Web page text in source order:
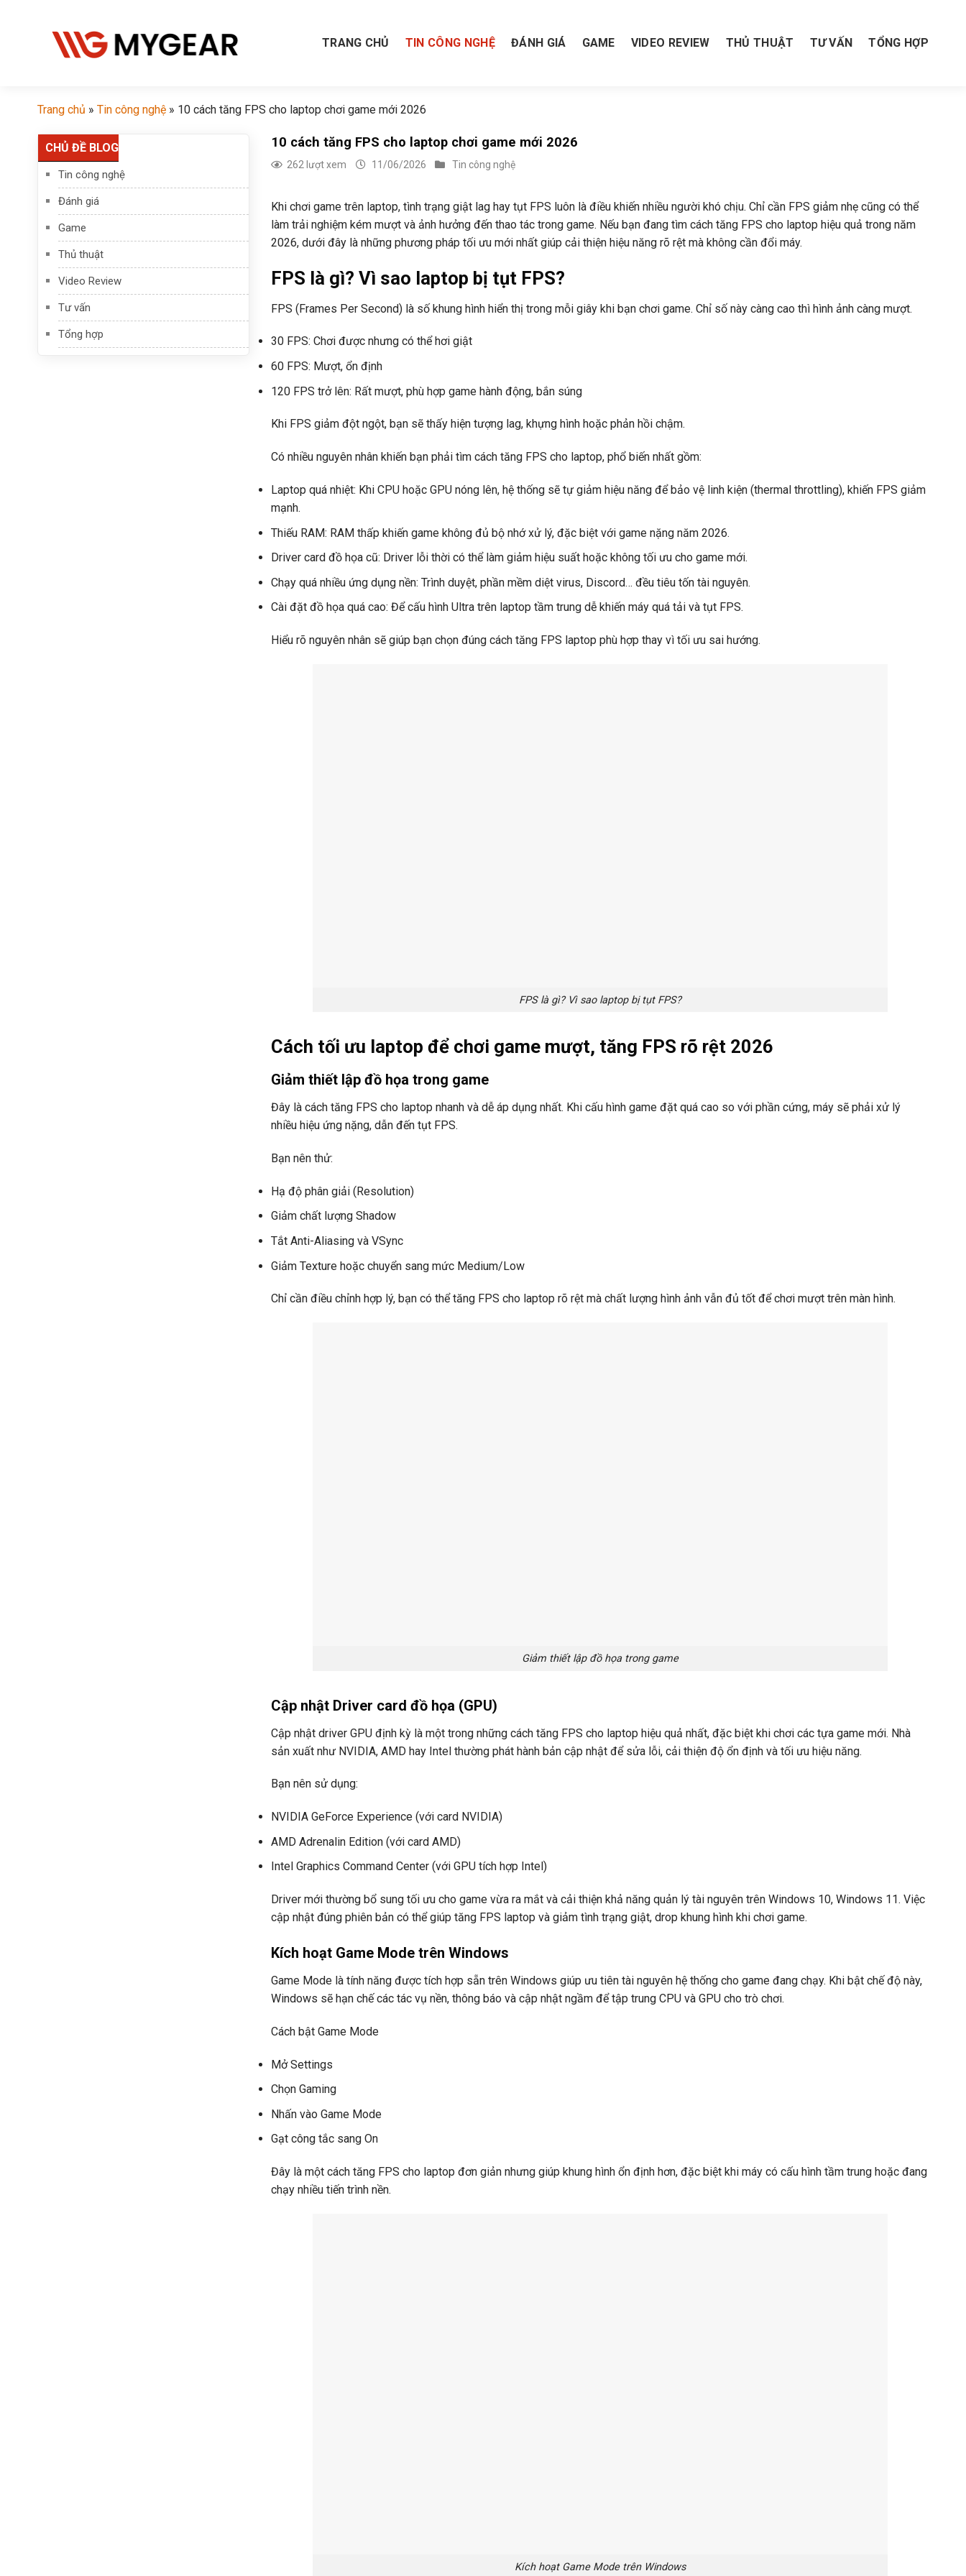
TRANG CHỦ TIN CÔNG NGHỆ ĐÁNH GIÁ GAME VIDEO REVIEW THỦ THUẬT TƯ VẤN TỔNG HỢP
Trang chủ » Tin công nghệ » 10 cách tăng FPS cho laptop chơi game mới 2026
CHỦ ĐỀ BLOG
Tin công nghệ
Đánh giá
Game
Thủ thuật
Video Review
Tư vấn
Tổng hợp
10 cách tăng FPS cho laptop chơi game mới 2026
262 lượt xem 11/06/2026 Tin công nghệ
Khi chơi game trên laptop, tình trạng giật lag hay tụt FPS luôn là điều khiến nhiều người khó chịu. Chỉ cần FPS giảm nhẹ cũng có thể
làm trải nghiệm kém mượt và ảnh hưởng đến thao tác trong game. Nếu bạn đang tìm cách tăng FPS cho laptop hiệu quả trong năm
2026, dưới đây là những phương pháp tối ưu mới nhất giúp cải thiện hiệu năng rõ rệt mà không cần đổi máy.
FPS là gì? Vì sao laptop bị tụt FPS?
FPS (Frames Per Second) là số khung hình hiển thị trong mỗi giây khi bạn chơi game. Chỉ số này càng cao thì hình ảnh càng mượt.
30 FPS: Chơi được nhưng có thể hơi giật
60 FPS: Mượt, ổn định
120 FPS trở lên: Rất mượt, phù hợp game hành động, bắn súng
Khi FPS giảm đột ngột, bạn sẽ thấy hiện tượng lag, khựng hình hoặc phản hồi chậm.
Có nhiều nguyên nhân khiến bạn phải tìm cách tăng FPS cho laptop, phổ biến nhất gồm:
Laptop quá nhiệt: Khi CPU hoặc GPU nóng lên, hệ thống sẽ tự giảm hiệu năng để bảo vệ linh kiện (thermal throttling), khiến FPS giảm
mạnh.
Thiếu RAM: RAM thấp khiến game không đủ bộ nhớ xử lý, đặc biệt với game nặng năm 2026.
Driver card đồ họa cũ: Driver lỗi thời có thể làm giảm hiệu suất hoặc không tối ưu cho game mới.
Chạy quá nhiều ứng dụng nền: Trình duyệt, phần mềm diệt virus, Discord… đều tiêu tốn tài nguyên.
Cài đặt đồ họa quá cao: Để cấu hình Ultra trên laptop tầm trung dễ khiến máy quá tải và tụt FPS.
Hiểu rõ nguyên nhân sẽ giúp bạn chọn đúng cách tăng FPS laptop phù hợp thay vì tối ưu sai hướng.
FPS là gì? Vì sao laptop bị tụt FPS?
Cách tối ưu laptop để chơi game mượt, tăng FPS rõ rệt 2026
Giảm thiết lập đồ họa trong game
Đây là cách tăng FPS cho laptop nhanh và dễ áp dụng nhất. Khi cấu hình game đặt quá cao so với phần cứng, máy sẽ phải xử lý
nhiều hiệu ứng nặng, dẫn đến tụt FPS.
Bạn nên thử:
Hạ độ phân giải (Resolution)
Giảm chất lượng Shadow
Tắt Anti-Aliasing và VSync
Giảm Texture hoặc chuyển sang mức Medium/Low
Chỉ cần điều chỉnh hợp lý, bạn có thể tăng FPS cho laptop rõ rệt mà chất lượng hình ảnh vẫn đủ tốt để chơi mượt trên màn hình.
Giảm thiết lập đồ họa trong game
Cập nhật Driver card đồ họa (GPU)
Cập nhật driver GPU định kỳ là một trong những cách tăng FPS cho laptop hiệu quả nhất, đặc biệt khi chơi các tựa game mới. Nhà
sản xuất như NVIDIA, AMD hay Intel thường phát hành bản cập nhật để sửa lỗi, cải thiện độ ổn định và tối ưu hiệu năng.
Bạn nên sử dụng:
NVIDIA GeForce Experience (với card NVIDIA)
AMD Adrenalin Edition (với card AMD)
Intel Graphics Command Center (với GPU tích hợp Intel)
Driver mới thường bổ sung tối ưu cho game vừa ra mắt và cải thiện khả năng quản lý tài nguyên trên Windows 10, Windows 11. Việc
cập nhật đúng phiên bản có thể giúp tăng FPS laptop và giảm tình trạng giật, drop khung hình khi chơi game.
Kích hoạt Game Mode trên Windows
Game Mode là tính năng được tích hợp sẵn trên Windows giúp ưu tiên tài nguyên hệ thống cho game đang chạy. Khi bật chế độ này,
Windows sẽ hạn chế các tác vụ nền, thông báo và cập nhật ngầm để tập trung CPU và GPU cho trò chơi.
Cách bật Game Mode
Mở Settings
Chọn Gaming
Nhấn vào Game Mode
Gạt công tắc sang On
Đây là một cách tăng FPS cho laptop đơn giản nhưng giúp khung hình ổn định hơn, đặc biệt khi máy có cấu hình tầm trung hoặc đang
chạy nhiều tiến trình nền.
Kích hoạt Game Mode trên Windows